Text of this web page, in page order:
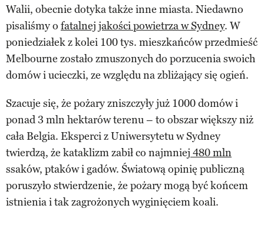
Walii, obecnie dotyka także inne miasta. Niedawno
pisaliśmy o fatalnej jakości powietrza w Sydney. W
poniedziałek z kolei 100 tys. mieszkańców przedmieść
Melbourne zostało zmuszonych do porzucenia swoich
domów i ucieczki, ze względu na zbliżający się ogień.
Szacuje się, że pożary zniszczyły już 1000 domów i
ponad 3 mln hektarów terenu – to obszar większy niż
cała Belgia. Eksperci z Uniwersytetu w Sydney
twierdzą, że kataklizm zabił co najmniej 480 mln
ssaków, ptaków i gadów. Światową opinię publiczną
poruszyło stwierdzenie, że pożary mogą być końcem
istnienia i tak zagrożonych wyginięciem koali.